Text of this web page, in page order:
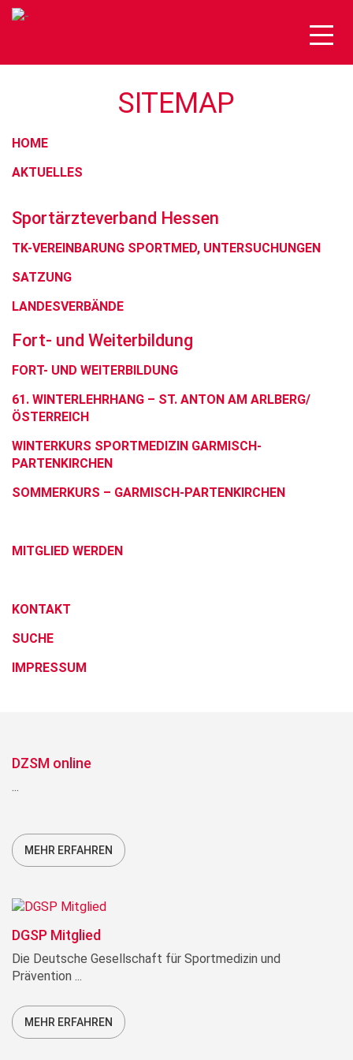
SITEMAP
HOME
AKTUELLES
Sportärzteverband Hessen
TK-VEREINBARUNG SPORTMED, UNTERSUCHUNGEN
SATZUNG
LANDESVERBÄNDE
Fort- und Weiterbildung
FORT- UND WEITERBILDUNG
61. WINTERLEHRHANG – ST. ANTON AM ARLBERG/
ÖSTERREICH
WINTERKURS SPORTMEDIZIN GARMISCH-
PARTENKIRCHEN
SOMMERKURS – GARMISCH-PARTENKIRCHEN
MITGLIED WERDEN
KONTAKT
SUCHE
IMPRESSUM
DZSM online
...
MEHR ERFAHREN
DGSP Mitglied
Die Deutsche Gesellschaft für Sportmedizin und
Prävention ...
MEHR ERFAHREN